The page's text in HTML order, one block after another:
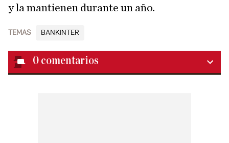
y la mantienen durante un año.
TEMAS BANKINTER
0 comentarios